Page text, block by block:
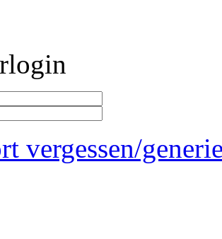
vergessen/